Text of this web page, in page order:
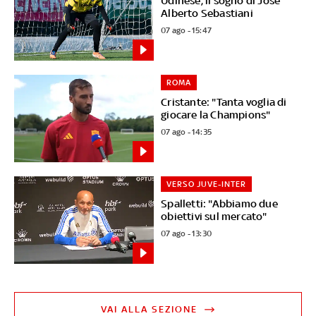
Alberto Sebastiani
07 ago - 15:47
Cristante: "Tanta voglia di
giocare la Champions"
ROMA
07 ago - 14:35
Spalletti: "Abbiamo due
obiettivi sul mercato"
VERSO JUVE-INTER
07 ago - 13:30
VAI ALLA SEZIONE